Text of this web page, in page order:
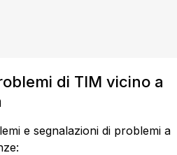
di TIM vicino a
e segnalazioni di problemi a